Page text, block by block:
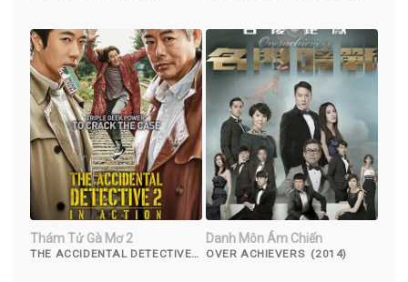
Thám Tử Gà Mơ 2
THE ACCIDENTAL DETECTIVE
Danh Môn Ám Chiến
OVER ACHIEVERS (2014)